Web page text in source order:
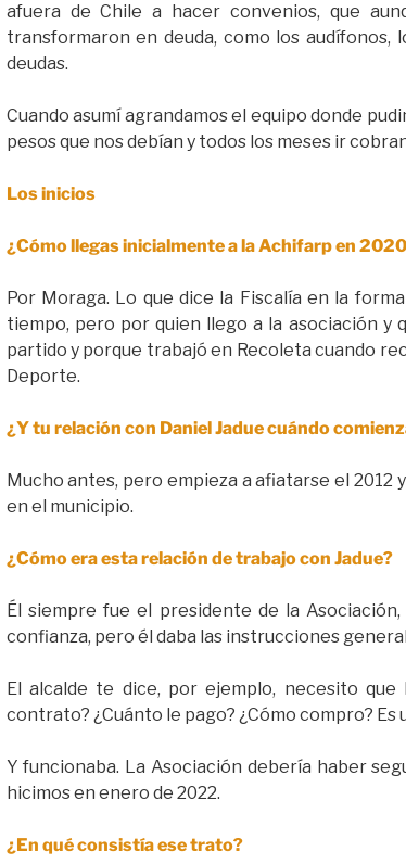
afuera de Chile a hacer convenios, que
transformaron en deuda, como los
deudas.
Cuando asumí agrandamos el equipo donde
pesos que nos debían y todos los meses ir
Los inicios
¿Cómo llegas inicialmente a la Achifarp en
Por Moraga. Lo que dice la Fiscalía en la
tiempo, pero por quien llego a la asociación y
partido y porque trabajó en Recoleta cuando
Deporte.
¿Y tu relación con Daniel Jadue cuándo
Mucho antes, pero empieza a afiatarse el 2012
en el municipio.
¿Cómo era esta relación de trabajo con Jadue?
Él siempre fue el presidente de la
confianza, pero él daba las instrucciones
El alcalde te dice, por ejemplo, necesito que
contrato? ¿Cuánto le pago? ¿Cómo compro? Es
Y funcionaba. La Asociación debería haber
hicimos en enero de 2022.
¿En qué consistía ese trato?